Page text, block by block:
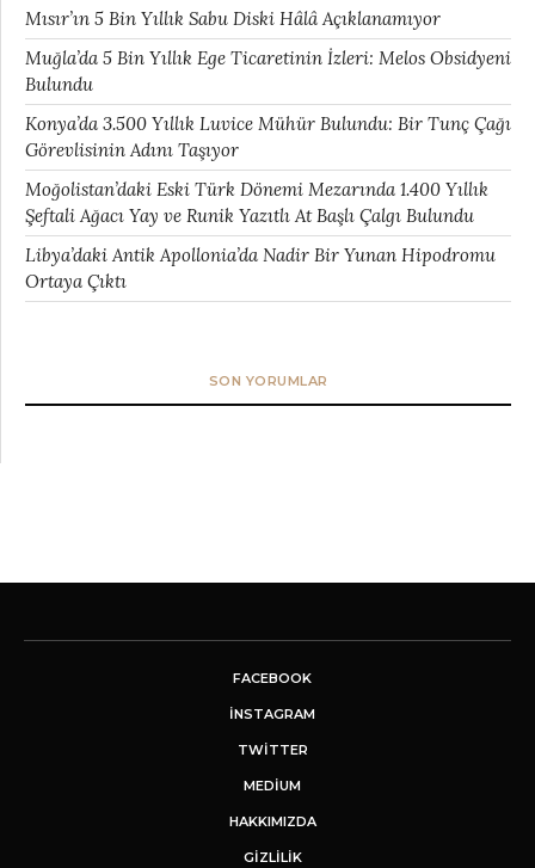
Mısır’ın 5 Bin Yıllık Sabu Diski Hâlâ Açıklanamıyor
Muğla’da 5 Bin Yıllık Ege Ticaretinin İzleri: Melos Obsidyeni
Bulundu
Konya’da 3.500 Yıllık Luvice Mühür Bulundu: Bir Tunç Çağı
Görevlisinin Adını Taşıyor
Moğolistan’daki Eski Türk Dönemi Mezarında 1.400 Yıllık
Şeftali Ağacı Yay ve Runik Yazıtlı At Başlı Çalgı Bulundu
Libya’daki Antik Apollonia’da Nadir Bir Yunan Hipodromu
Ortaya Çıktı
SON YORUMLAR
FACEBOOK
INSTAGRAM
TWITTER
MEDIUM
HAKKIMIZDA
GİZLİLİK